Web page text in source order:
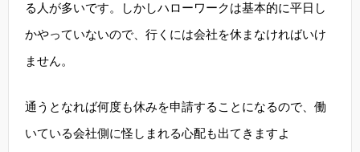
る人が多いです。しかしハローワークは基本的に平日し
かやっていないので、行くには会社を休まなければいけ
ません。
通うとなれば何度も休みを申請することになるので、働
いている会社側に怪しまれる心配も出てきますよ